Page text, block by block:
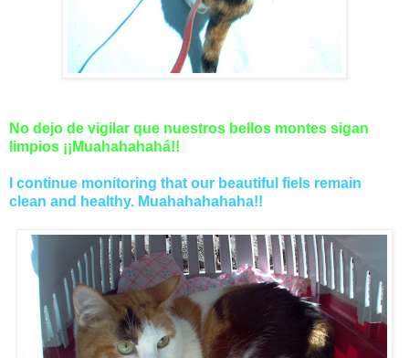
No dejo de vigilar que nuestros bellos montes sigan
limpios ¡¡Muahahahahá!!
I continue monitoring that our beautiful fiels remain
clean and healthy. Muahahahahaha!!